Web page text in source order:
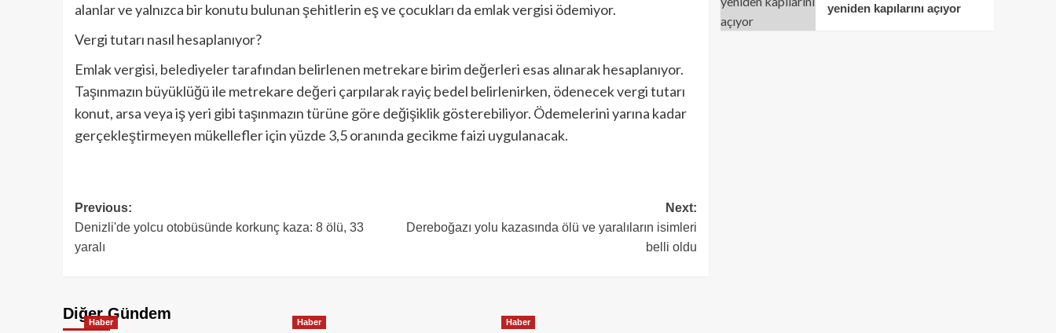
alanlar ve yalnızca bir konutu bulunan şehitlerin eş ve çocukları da emlak vergisi ödemiyor.
Vergi tutarı nasıl hesaplanıyor?
Emlak vergisi, belediyeler tarafından belirlenen metrekare birim değerleri esas alınarak hesaplanıyor.
Taşınmazın büyüklüğü ile metrekare değeri çarpılarak rayiç bedel belirlenirken, ödenecek vergi tutarı
konut, arsa veya iş yeri gibi taşınmazın türüne göre değişiklik gösterebiliyor. Ödemelerini yarına kadar
gerçekleştirmeyen mükellefler için yüzde 3,5 oranında gecikme faizi uygulanacak.
Previous:
Denizli'de yolcu otobüsünde korkunç kaza: 8 ölü, 33
yaralı
Next:
Dereboğazı yolu kazasında ölü ve yaralıların isimleri
belli oldu
Diğer Gündem
Haber Haber Haber
yeniden kapılarını açıyor